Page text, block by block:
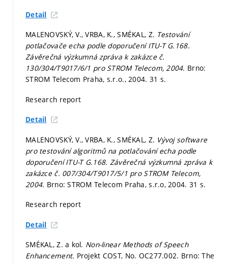
Detail
MALENOVSKÝ, V., VRBA, K., SMÉKAL, Z. Testování
potlačovače echa podle doporučení ITU-T G.168.
Závěrečná výzkumná zpráva k zakázce č.
130/304/T9017/6/1 pro STROM Telecom, 2004. Brno:
STROM Telecom Praha, s.r.o., 2004. 31 s.
Research report
Detail
MALENOVSKÝ, V., VRBA, K., SMÉKAL, Z. Vývoj software
pro testování algoritmů na potlačování echa podle
doporučení ITU-T G.168. Závěrečná výzkumná zpráva k
zakázce č. 007/304/T9017/5/1 pro STROM Telecom,
2004. Brno: STROM Telecom Praha, s.r.o, 2004. 31 s.
Research report
Detail
SMÉKAL, Z. a kol. Non-linear Methods of Speech
Enhancement. Projekt COST, No. OC277.002. Brno: The